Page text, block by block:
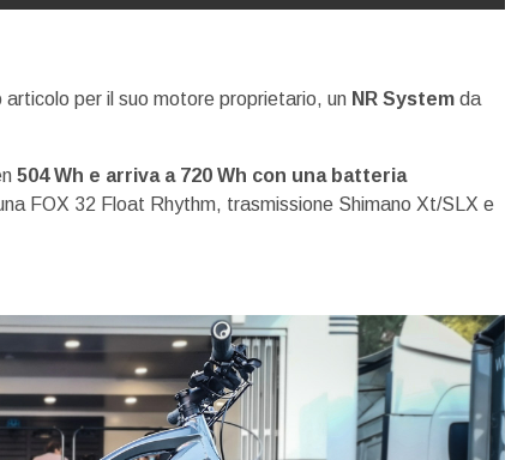
per il suo motore proprietario, un NR System da
504 Wh e arriva a 720 Wh con una batteria
FOX 32 Float Rhythm, trasmissione Shimano Xt/SLX e